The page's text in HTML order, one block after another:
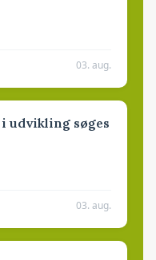
03. aug.
udvikling søges
03. aug.